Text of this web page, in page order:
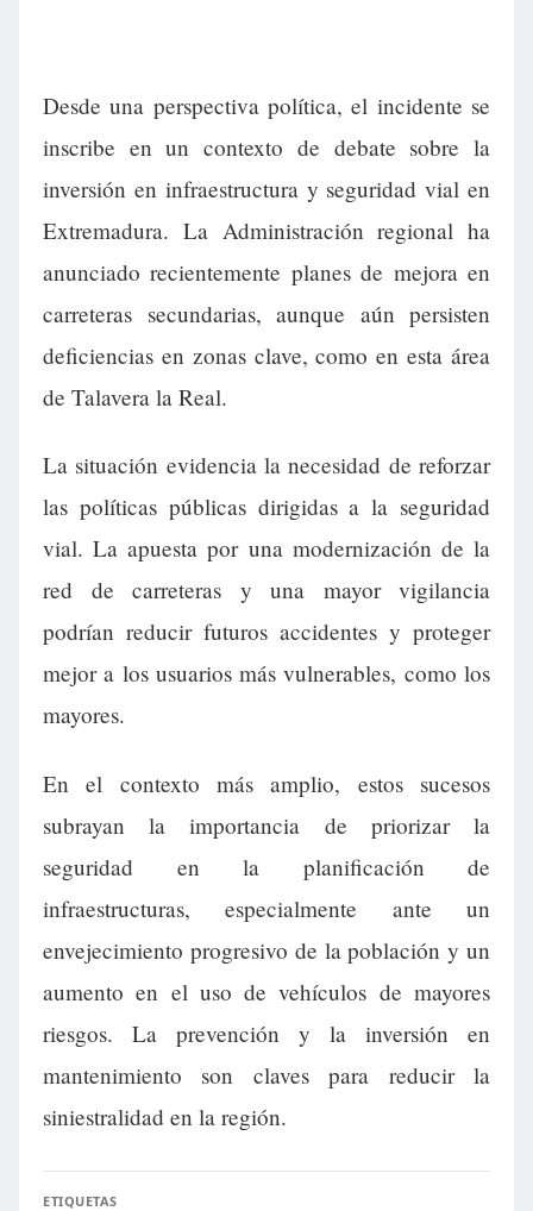
Desde una perspectiva política, el incidente se
inscribe en un contexto de debate sobre la
inversión en infraestructura y seguridad vial en
Extremadura. La Administración regional ha
anunciado recientemente planes de mejora en
carreteras secundarias, aunque aún persisten
deficiencias en zonas clave, como en esta área
de Talavera la Real.
La situación evidencia la necesidad de reforzar
las políticas públicas dirigidas a la seguridad
vial. La apuesta por una modernización de la
red de carreteras y una mayor vigilancia
podrían reducir futuros accidentes y proteger
mejor a los usuarios más vulnerables, como los
mayores.
En el contexto más amplio, estos sucesos
subrayan la importancia de priorizar la
seguridad en la planificación de
infraestructuras, especialmente ante un
envejecimiento progresivo de la población y un
aumento en el uso de vehículos de mayores
riesgos. La prevención y la inversión en
mantenimiento son claves para reducir la
siniestralidad en la región.
ETIQUETAS